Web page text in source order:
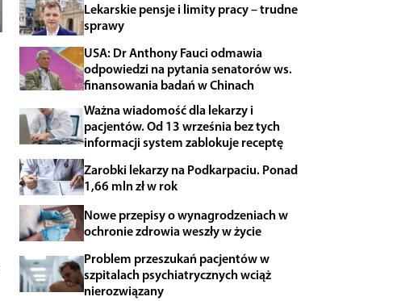
Lekarskie pensje i limity pracy – trudne
sprawy
USA: Dr Anthony Fauci odmawia
odpowiedzi na pytania senatorów ws.
finansowania badań w Chinach
Ważna wiadomość dla lekarzy i
pacjentów. Od 13 września bez tych
informacji system zablokuje receptę
Zarobki lekarzy na Podkarpaciu. Ponad
1,66 mln zł w rok
Nowe przepisy o wynagrodzeniach w
ochronie zdrowia weszły w życie
Problem przeszukań pacjentów w
szpitalach psychiatrycznych wciąż
nierozwiązany